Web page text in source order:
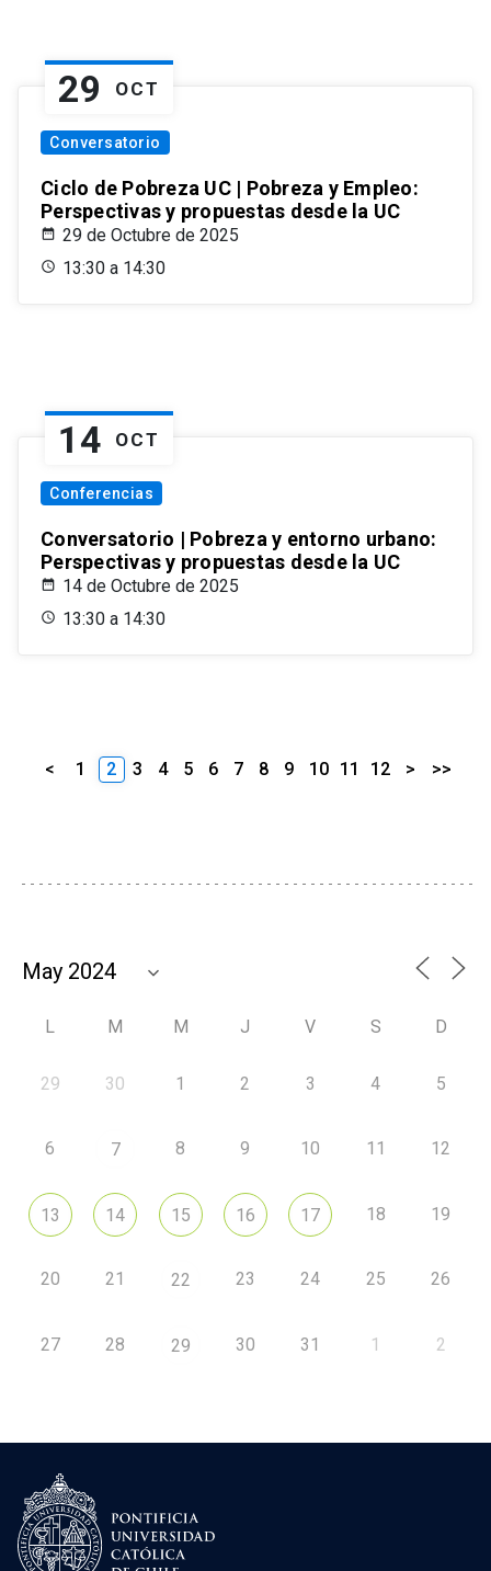
29 OCT
Conversatorio
Ciclo de Pobreza UC | Pobreza y Empleo:
Perspectivas y propuestas desde la UC
29 de Octubre de 2025
13:30 a 14:30
14 OCT
Conferencias
Conversatorio | Pobreza y entorno urbano:
Perspectivas y propuestas desde la UC
14 de Octubre de 2025
13:30 a 14:30
< 1 2 3 4 5 6 7 8 9 10 11 12 > >>
L M M J V S D
29 30 1 2 3 4 5
6 7 8 9 10 11 12
13 14 15 16 17 18 19
20 21 22 23 24 25 26
27 28 29 30 31 1 2